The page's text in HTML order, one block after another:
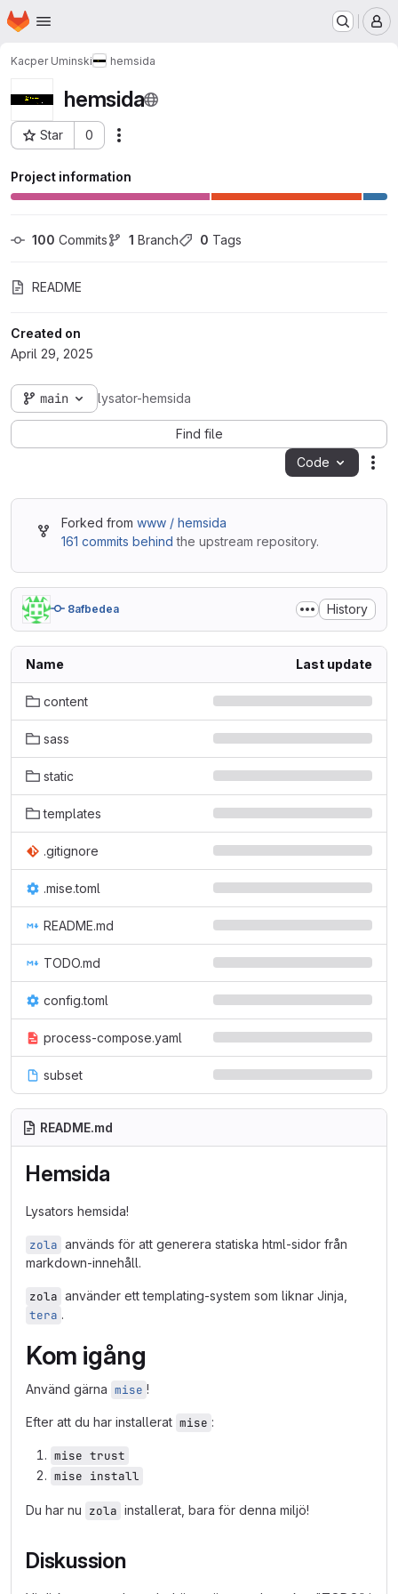
Skip to main content
Homepage
Kacper Uminski hemsida
hemsida
Star 0
Project ID: 1020
Project information
100 Commits 1 Branch 0 Tags
README
Created on
April 29, 2025
main lysator-hemsida
Find file
Code
Forked from www / hemsida
161 commits behind the upstream repository.
8afbedea History
Name Last update
content
sass
static
templates
.gitignore
.mise.toml
README.md
TODO.md
config.toml
process-compose.yaml
subset
README.md
Hemsida
Lysators hemsida!
zola används för att generera statiska html-sidor från
markdown-innehåll.
zola använder ett templating-system som liknar Jinja,
tera .
Kom igång
Använd gärna mise !
Efter att du har installerat mise :
mise trust
mise install
Du har nu zola installerat, bara för denna miljö!
Diskussion